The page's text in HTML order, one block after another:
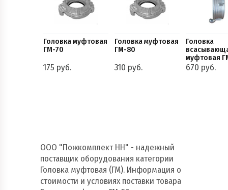
Головка муфтовая
ГМ-70
175 руб.
Головка муфтовая
ГМ-80
310 руб.
Головка
муфтовая
670 руб.
ООО "Пожкомплект НН" - надежный
поставщик оборудования категории
Головка муфтовая (ГМ). Информация о
стоимости и условиях поставки товара